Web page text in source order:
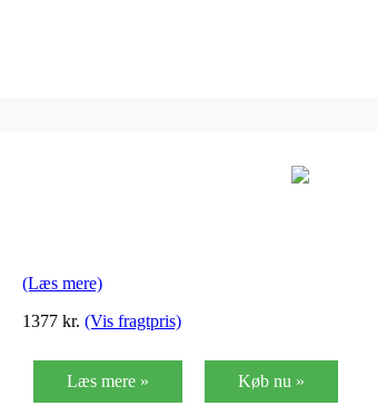
(Læs mere)
1377 kr. (Vis fragtpris)
Læs mere » Køb nu »